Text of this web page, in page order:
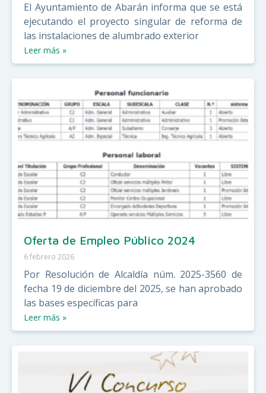
El Ayuntamiento de Abarán informa que se está
ejecutando el proyecto singular de reforma de
las instalaciones de alumbrado exterior
Leer más »
Oferta de Empleo Público 2024
6 febrero 2026
Por Resolución de Alcaldía núm. 2025-3560 de
fecha 19 de diciembre del 2025, se han aprobado
las bases específicas para
Leer más »